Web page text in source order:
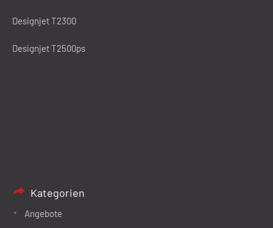
Designjet T2300
Designjet T2500ps
Kategorien
Angebote